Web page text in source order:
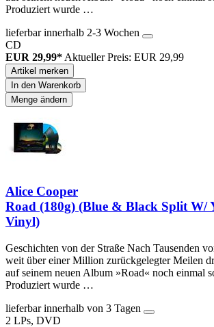
Produziert wurde …
lieferbar innerhalb 2-3 Wochen
CD
EUR 29,99* Aktueller Preis: EUR 29,99
Artikel merken
In den Warenkorb
Menge ändern
Alice Cooper
Road (180g) (Blue & Black Split W/
Vinyl)
Geschichten von der Straße Nach Tausenden
weit über einer Million zurückgelegter Meilen
auf seinem neuen Album »Road« noch einmal
Produziert wurde …
lieferbar innerhalb von 3 Tagen
2 LPs, DVD